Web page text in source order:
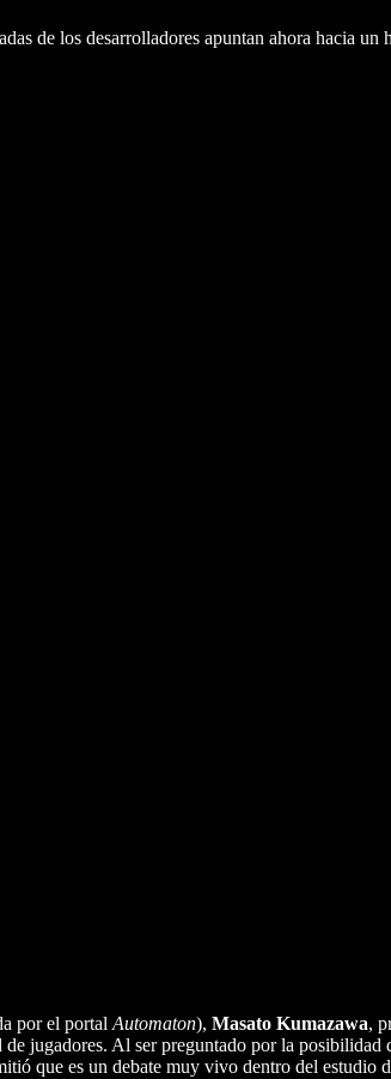
de los desarrolladores apuntan ahora hacia
por el portal Automaton), Masato Kumazawa,
jugadores. Al ser preguntado por la posibilidad
que es un debate muy vivo dentro del estudio